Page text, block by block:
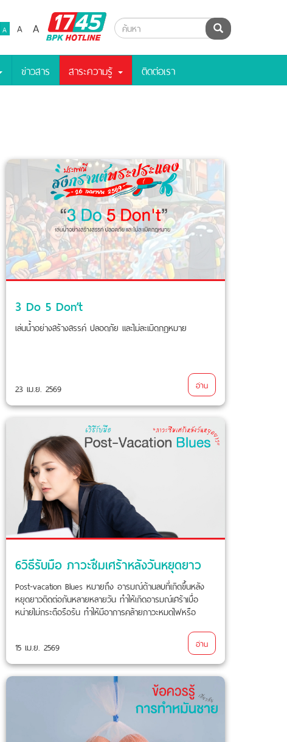
A A A
BPK
Hotline
ค้นหา
ข่าวสาร สาระความรู้ ติดต่อเรา
3 Do 5 Don’t
เล่นน้ำอย่างสร้างสรรค์ ปลอดภัย และไม่ละเมิดกฎหมาย
23 เม.ย. 2569 อ่าน
6วิธีรับมือ ภาวะซึมเศร้าหลังวันหยุดยาว
Post-vacation Blues หมายถึง อารมณ์ด้านลบที่เกิดขึ้นหลัง
หยุดยาวติดต่อกันหลายหลายวัน ทำให้เกิดอารมณ์เศร้าเบื่อ
หน่ายไม่กระตือรือร้น ทำให้มีอาการคล้ายภาวะหมดไฟหรือ
15 เม.ย. 2569
อ่าน